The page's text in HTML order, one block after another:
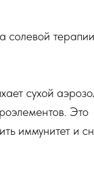
солевой
сухой
Это
иммунитет и